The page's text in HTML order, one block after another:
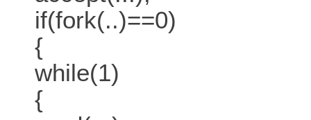
if(fork(..)==0)
{
while(1)
{